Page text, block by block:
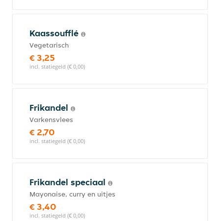
Kaassoufflé
Vegetarisch
€ 3,25
incl. statiegeld (€ 0,00)
Frikandel
Varkensvlees
€ 2,70
incl. statiegeld (€ 0,00)
Frikandel speciaal
Mayonaise, curry en uitjes
€ 3,40
incl. statiegeld (€ 0,00)